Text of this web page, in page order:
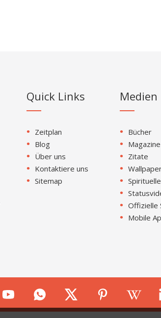
Quick Links
Zeitplan
Blog
Über uns
Kontaktiere uns
Sitemap
Medien
Bücher
Magazine
Zitate
Offizielle
Mobile